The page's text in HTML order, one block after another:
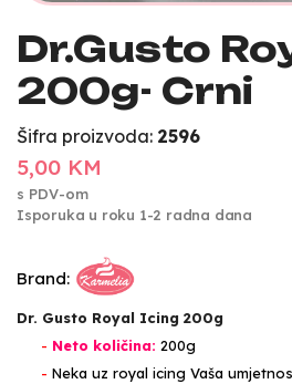
Dr.Gusto
200g- Crni
Šifra proizvoda: 2596
5,00 KM
s PDV-om
Isporuka u roku 1-2 radna dana
Brand:
Dr. Gusto Royal Icing 200g
- Neto količina: 200g
- Neka uz royal icing Vaša